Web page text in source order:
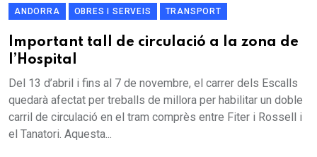
ANDORRA OBRES I SERVEIS TRANSPORT
Important tall de circulació a la zona de
l’Hospital
Del 13 d’abril i fins al 7 de novembre, el carrer dels Escalls
quedarà afectat per treballs de millora per habilitar un doble
carril de circulació en el tram comprès entre Fiter i Rossell i
el Tanatori. Aquesta...